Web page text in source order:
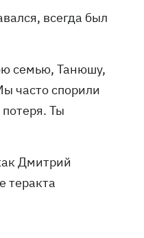
всегда был
семью, Танюшу,
часто спорили
Ты
Дмитрий
теракта